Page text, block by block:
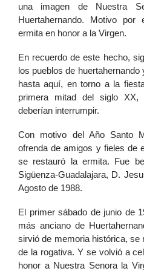
una imagen de Nuestra
Huertahernando. Motivo
ermita en honor a la Virgen.
En recuerdo de este hecho,
los pueblos de
hasta aquí, en torno a la
primera mitad del siglo
deberían interrumpir.
Con motivo del Año Santo
ofrenda de amigos y fieles de
se restauró la ermita. Fue
Sigüenza-Guadalajara, D.
Agosto de 1988.
El primer sábado de junio de
más anciano de
sirvió de memoria histórica, se
de la rogativa. Y se volvió a
honor a Nuestra Senora la